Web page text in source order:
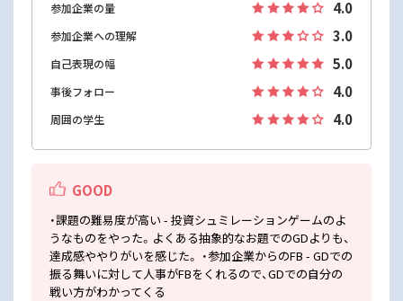
参加企業の量 4.0
参加企業への理解 3.0
自己表現の幅 5.0
事後フォロー 4.0
周囲の学生 4.0
GOOD
・課題の難易度が高い - 投資シュミレーションゲームのよ
うなものをやった。よくある抽象的なお題でのGDよりも、
達成感ややりがいを感じた。 ・参加企業からのFB - GDでの
振る舞いに対して人事がFBをくれるので、GDでの自分の
戦い方がわかってくる